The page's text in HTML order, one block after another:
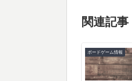
関連記事
ボードゲーム情報